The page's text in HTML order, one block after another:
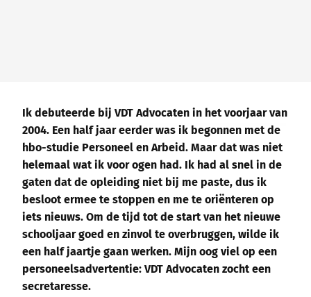
Ik debuteerde bij VDT Advocaten in het voorjaar van
2004. Een half jaar eerder was ik begonnen met de
hbo-studie Personeel en Arbeid. Maar dat was niet
helemaal wat ik voor ogen had. Ik had al snel in de
gaten dat de opleiding niet bij me paste, dus ik
besloot ermee te stoppen en me te oriënteren op
iets nieuws. Om de tijd tot de start van het nieuwe
schooljaar goed en zinvol te overbruggen, wilde ik
een half jaartje gaan werken. Mijn oog viel op een
personeelsadvertentie: VDT Advocaten zocht een
secretaresse.